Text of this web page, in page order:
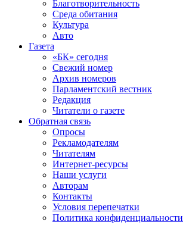
Благотворительность
Среда обитания
Культура
Авто
Газета
«БК» сегодня
Свежий номер
Архив номеров
Парламентский вестник
Редакция
Читатели о газете
Обратная связь
Опросы
Рекламодателям
Читателям
Интернет-ресурсы
Наши услуги
Авторам
Контакты
Условия перепечатки
Политика конфиденциальности